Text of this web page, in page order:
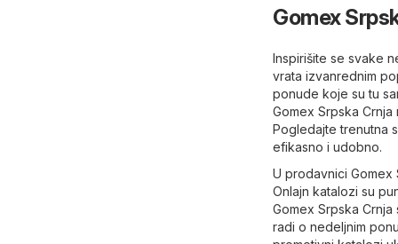
Gomex
Inspirišite se svake
vrata izvanrednim
ponude koje su tu
Gomex Srpska Crnja
Pogledajte trenutna
efikasno i udobno.
U prodavnici Gomex
Onlajn katalozi su
Gomex Srpska
radi o nedeljnim